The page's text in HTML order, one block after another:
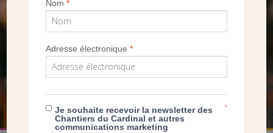
SEUL VOTRE DON
NOUS PERMET D’AGIR
Nom*
Adresse électronique*
Je souhaite recevoir la newsletter des
Chantiers du Cardinal et autres
communications marketing
*